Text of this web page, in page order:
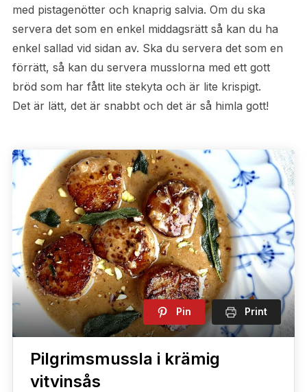
med pistagenötter och knaprig salvia. Om du ska
servera det som en enkel middagsrätt så kan du ha
enkel sallad vid sidan av. Ska du servera det som en
förrätt, så kan du servera musslorna med ett gott
bröd som har fått lite stekyta och är lite krispigt.
Det är lätt, det är snabbt och det är så himla gott!
Pin Print
Pilgrimsmussla i krämig
vitvinsås